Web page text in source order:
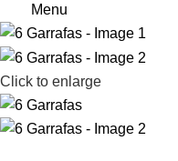
Menu
Click to enlarge